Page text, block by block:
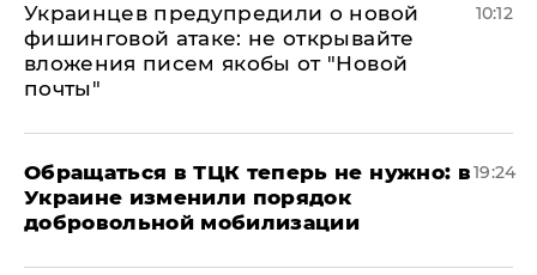
Украинцев предупредили о новой
фишинговой атаке: не открывайте
вложения писем якобы от "Новой
почты"
10:12
Обращаться в ТЦК теперь не нужно: в
Украине изменили порядок
добровольной мобилизации
19:24